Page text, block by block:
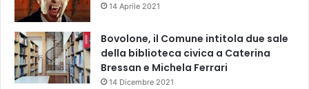
14 Aprile 2021
Bovolone, il Comune intitola due sale
della biblioteca civica a Caterina
Bressan e Michela Ferrari
14 Dicembre 2021